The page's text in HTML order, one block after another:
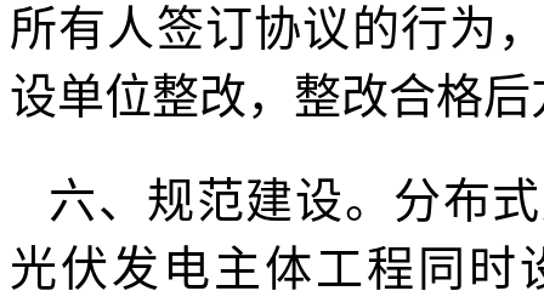
所有人签订协议的行为
设单位整改，整改合格
六、规范建设。分布
光伏发电主体工程同时